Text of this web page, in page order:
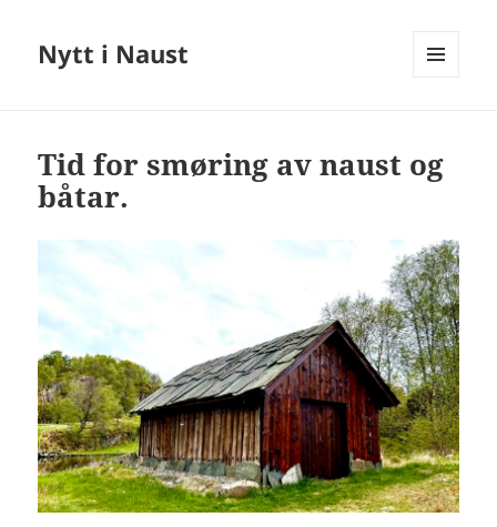
Nytt i Naust
Tid for smøring av naust og
båtar.